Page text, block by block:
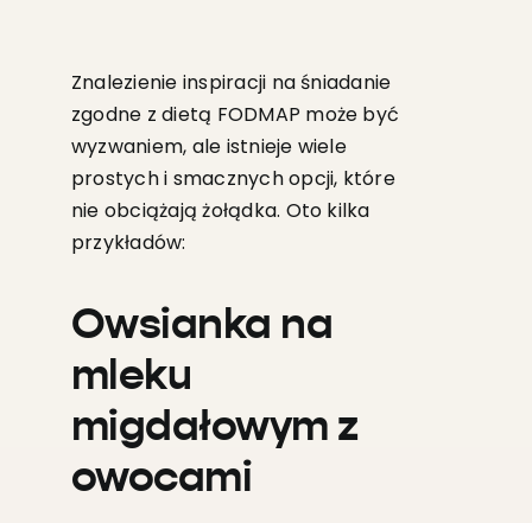
Znalezienie inspiracji na śniadanie
zgodne z dietą FODMAP może być
wyzwaniem, ale istnieje wiele
prostych i smacznych opcji, które
nie obciążają żołądka. Oto kilka
przykładów:
Owsianka na
mleku
migdałowym z
owocami